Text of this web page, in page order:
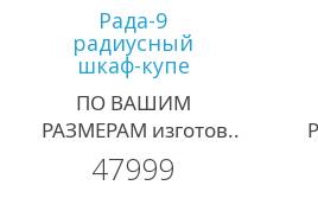
Рада-9
радиусный
шкаф-купе
ПО ВАШИМ
РАЗМЕРАМ изготов..
47999